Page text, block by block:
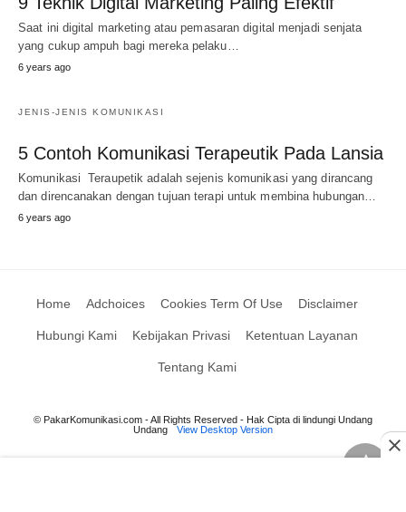
Saat ini digital marketing atau pemasaran digital menjadi senjata
yang cukup ampuh bagi mereka pelaku…
6 years ago
JENIS-JENIS KOMUNIKASI
5 Contoh Komunikasi Terapeutik Pada Lansia
Komunikasi Teraupetik adalah sejenis komunikasi yang dirancang
dan direncanakan dengan tujuan terapi untuk membina hubungan…
6 years ago
Home Adchoices Cookies Term Of Use Disclaimer
Hubungi Kami Kebijakan Privasi Ketentuan Layanan
Tentang Kami
© PakarKomunikasi.com - All Rights Reserved - Hak Cipta di lindungi Undang
Undang
View Desktop Version